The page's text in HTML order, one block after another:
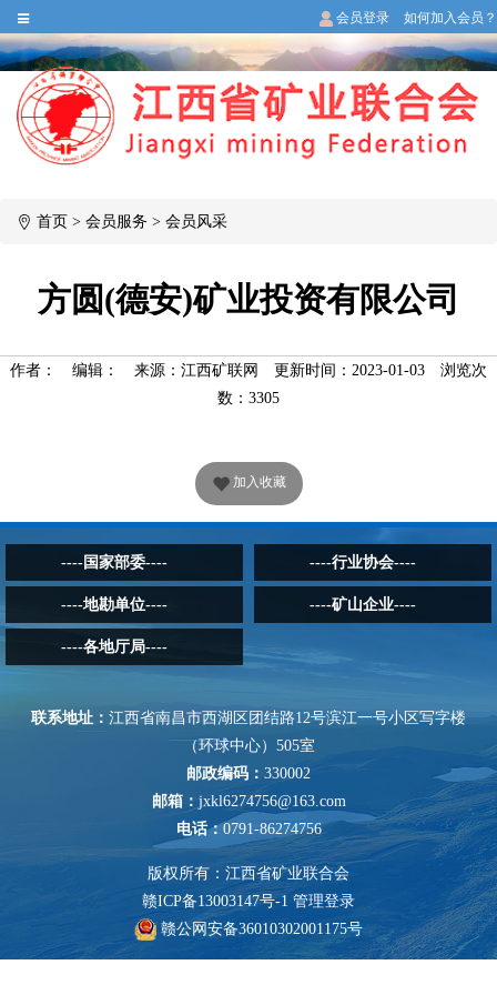
会员登录 如何加入会员？
首页 > 会员服务 > 会员风采
方圆(德安)矿业投资有限公司
作者： 编辑： 来源：江西矿联网 更新时间：2023-01-03
浏览次
数： 3305
加入收藏
----国家部委---- ----行业协会----
----地勘单位---- ----矿山企业----
----各地厅局----
联系地址： 江西省南昌市西湖区团结路12号滨江一号小区写字楼
（环球中心）505室
邮政编码： 330002
邮箱： jxkl6274756@163.com
电话：0791-86274756
版权所有：江西省矿业联合会
赣ICP备13003147号-1 管理登录
赣公网安备36010302001175号